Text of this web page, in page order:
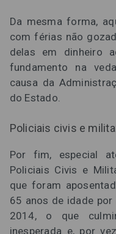
Da mesma forma,
com férias não
delas em dinheiro
fundamento na
causa da
do Estado.
Policiais civis e
Por fim, especial
Policiais Civis e
que foram
65 anos de idade
2014, o que
inesperada e, por